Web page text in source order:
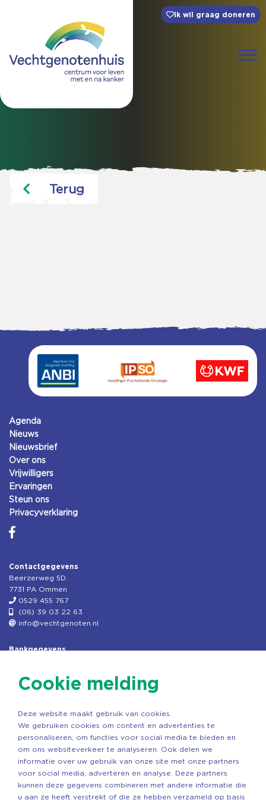
Ik wil graag doneren
Terug
Agenda
Nieuws
Nieuwsbrief
Over ons
Vrijwilligers
Ervaringen
Steun ons
Privacyverklaring
Contactgegevens
Beerzerweg 5D.
7731 PA Ommen
0529 455 767
(06) 39 03 22 63
info@vechtgenoten.nl
Bankgegevens
Rek.nr: NL85RABO0127579230
Copyright ©2026 Vechtgenoten
Cookie melding
Deze website maakt gebruik van cookies.
We gebruiken cookies om content en advertenties te
personaliseren, om functies voor social media te bieden en
om ons websiteverkeer te analyseren. Ook delen we
informatie over uw gebruik van onze site met onze partners
voor social media, adverteren en analyse. Deze partners
kunnen deze gegevens combineren met andere informatie die
u aan ze heeft verstrekt of die ze hebben verzameld op basis